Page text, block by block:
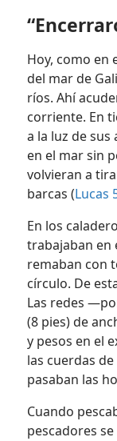
Hoy, como en
del mar de
ríos. Ahí
corriente. En
a la luz de sus
en el mar sin
volvieran a
barcas (
Lucas
En los
trabajaban en
remaban con
círculo. De
Las redes
(8 pies) de
y pesos en el
las cuerdas
pasaban las
Cuando